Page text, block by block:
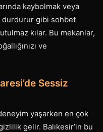
kaybolmak veya
durdurur gibi sohbet
kılar. Bu mekanlar,
ve
Sessiz
yaşarken en çok
gelir. Balıkesir’in bu